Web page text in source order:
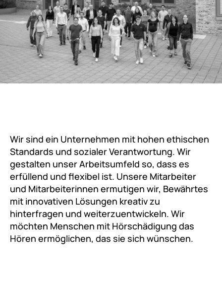
Wir sind ein Unternehmen mit hohen ethischen
Standards und sozialer Verantwortung. Wir
gestalten unser Arbeitsumfeld so, dass es
erfüllend und flexibel ist. Unsere Mitarbeiter
und Mitarbeiterinnen ermutigen wir, Bewährtes
mit innovativen Lösungen kreativ zu
hinterfragen und weiterzuentwickeln. Wir
möchten Menschen mit Hörschädigung das
Hören ermöglichen, das sie sich wünschen.